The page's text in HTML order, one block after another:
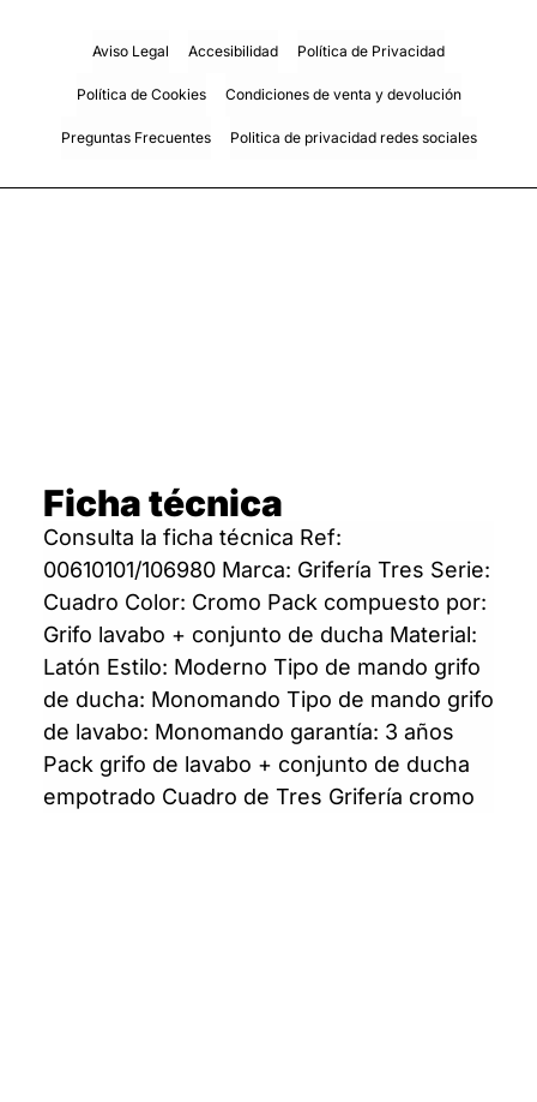
Aviso Legal Accesibilidad Política de Privacidad
Política de Cookies Condiciones de venta y devolución
Preguntas Frecuentes Politica de privacidad redes sociales
Ficha técnica
Consulta la ficha técnica Ref:
00610101/106980 Marca: Grifería Tres Serie:
Cuadro Color: Cromo Pack compuesto por:
Grifo lavabo + conjunto de ducha Material:
Latón Estilo: Moderno Tipo de mando grifo
de ducha: Monomando Tipo de mando grifo
de lavabo: Monomando garantía: 3 años
Pack grifo de lavabo + conjunto de ducha
empotrado Cuadro de Tres Grifería cromo